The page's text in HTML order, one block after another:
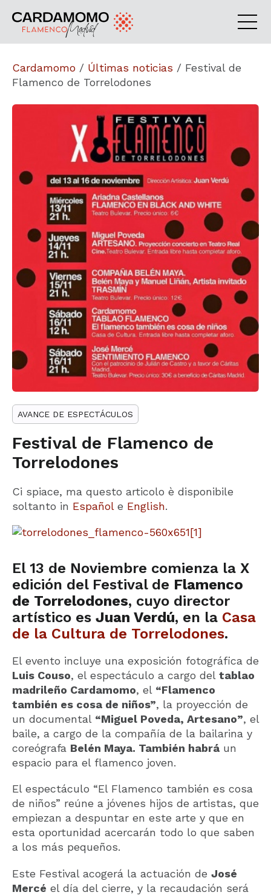
Cardamomo / Últimas noticias / Festival de
Flamenco de Torrelodones
AVANCE DE ESPECTÁCULOS
Festival de Flamenco de
Torrelodones
Ci spiace, ma questo articolo è disponibile
soltanto in Españole English.
El 13 de Noviembre comienza la X
edición del Festival de Flamenco
de Torrelodones, cuyo director
artístico es Juan Verdú, en la Casa
de la Cultura de Torrelodones.
El evento incluye una exposición fotográfica de
Luis Couso, el espectáculo a cargo del tablao
madrileño Cardamomo, el “Flamenco
también es cosa de niños”, la proyección de
un documental “Miguel Poveda, Artesano”, el
baile, a cargo de la compañía de la bailarina y
coreógrafa Belén Maya. También habrá un
espacio para el flamenco joven.
El espectáculo “El Flamenco también es cosa
de niños” reúne a jóvenes hijos de artistas, que
empiezan a despuntar en este arte y que en
esta oportunidad acercarán todo lo que saben
a los más pequeños.
Este Festival acogerá la actuación de José
Mercé el día del cierre, y la recaudación será